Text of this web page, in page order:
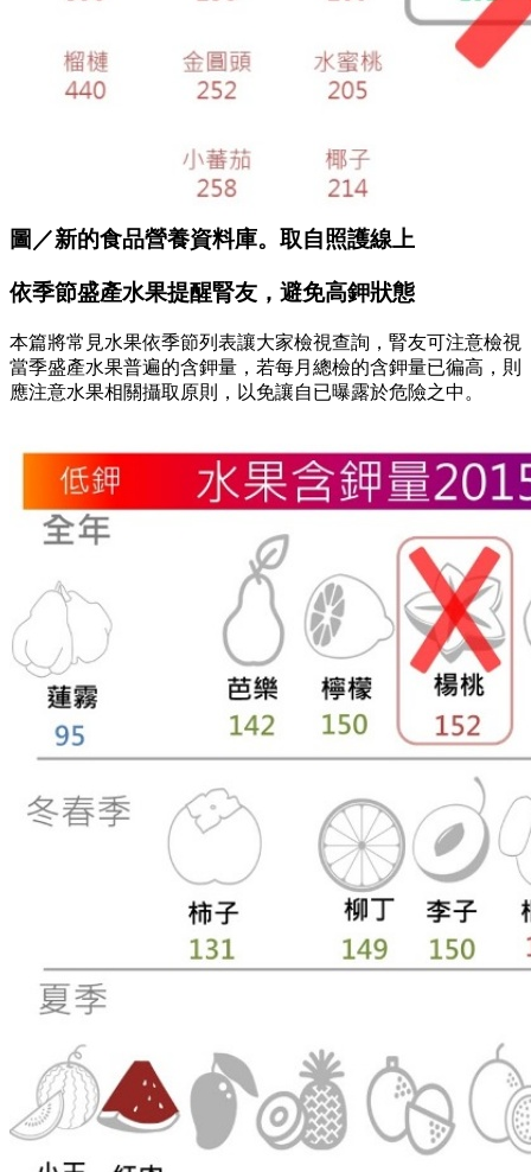
圖／新的食品營養資料庫。取自照護線上
依季節盛產水果提醒腎友，避免高鉀狀態
本篇將常見水果依季節列表讓大家檢視查詢，腎友可注意檢視
當季盛產水果普遍的含鉀量，若每月總檢的含鉀量已徧高，則
應注意水果相關攝取原則，以免讓自已曝露於危險之中。